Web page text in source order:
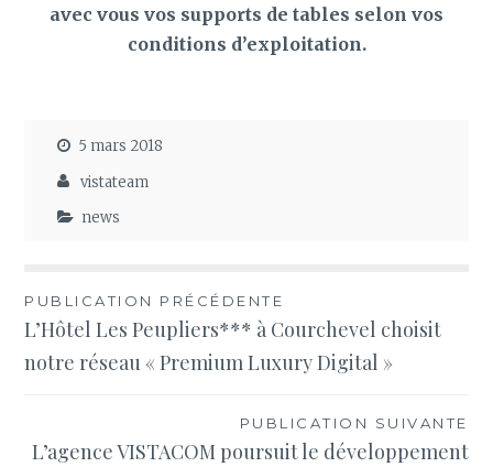
avec vous vos supports de tables selon vos
conditions d’exploitation.
5 mars 2018
vistateam
news
Navigation
de
PUBLICATION PRÉCÉDENTE
L’Hôtel Les Peupliers*** à Courchevel choisit
notre réseau « Premium Luxury Digital »
PUBLICATION SUIVANTE
L’agence VISTACOM poursuit le développement